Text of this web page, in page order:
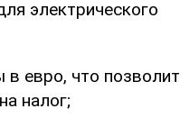
электрического
в евро, что позволит
налог;